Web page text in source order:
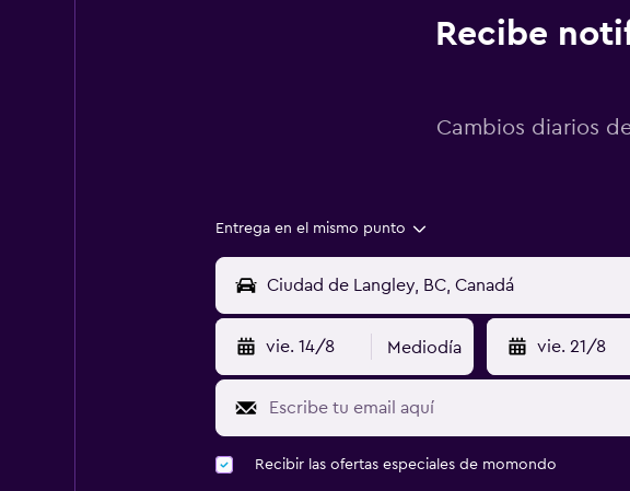
Recibe
Cambios diarios
Entrega en el mismo punto
vie. 14/8 Mediodía vie. 21/8
Recibir las ofertas especiales de momondo